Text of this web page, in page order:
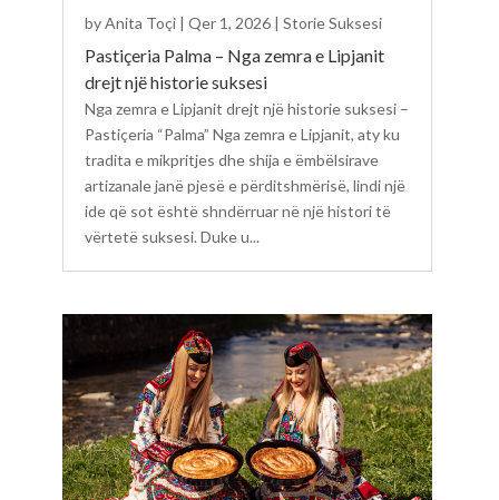
Pastiçeria Palma – Nga zemra e Lipjanit
drejt një historie suksesi
byAnita Toçi| Qer 1, 2026| Storie Suksesi
Nga zemra e Lipjanit drejt një historie suksesi –
Pastiçeria “Palma” Nga zemra e Lipjanit, aty ku
tradita e mikpritjes dhe shija e ëmbëlsirave
artizanale janë pjesë e përditshmërisë, lindi një
ide që sot është shndërruar në një histori të
vërtetë suksesi. Duke u...